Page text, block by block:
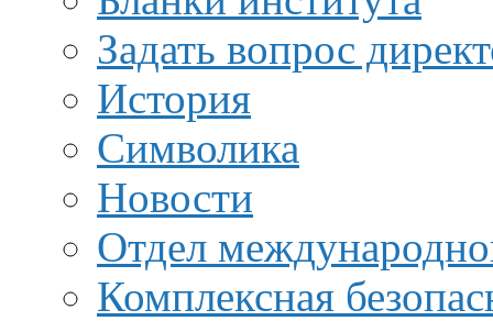
Задать вопрос
История
Символика
Новости
Отдел
Комплексная